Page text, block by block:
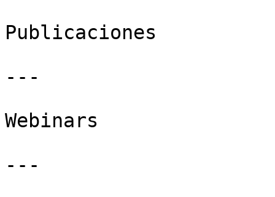
Publicaciones
---
Webinars
---